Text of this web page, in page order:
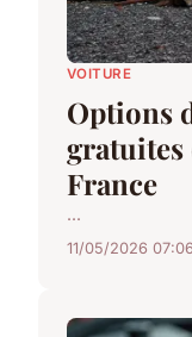
VOITURE
Options
gratuites
France
...
11/05/2026 07:06